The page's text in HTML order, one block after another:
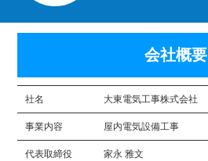
会社概要
社名 大東電気工事株式会社
事業内容 屋内電気設備工事
代表取締役 家永 雅文